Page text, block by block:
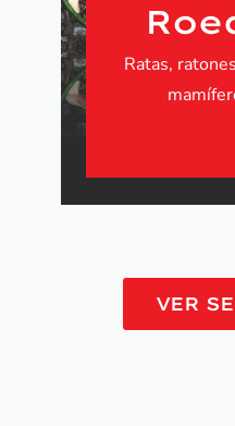
Ratas,
VER